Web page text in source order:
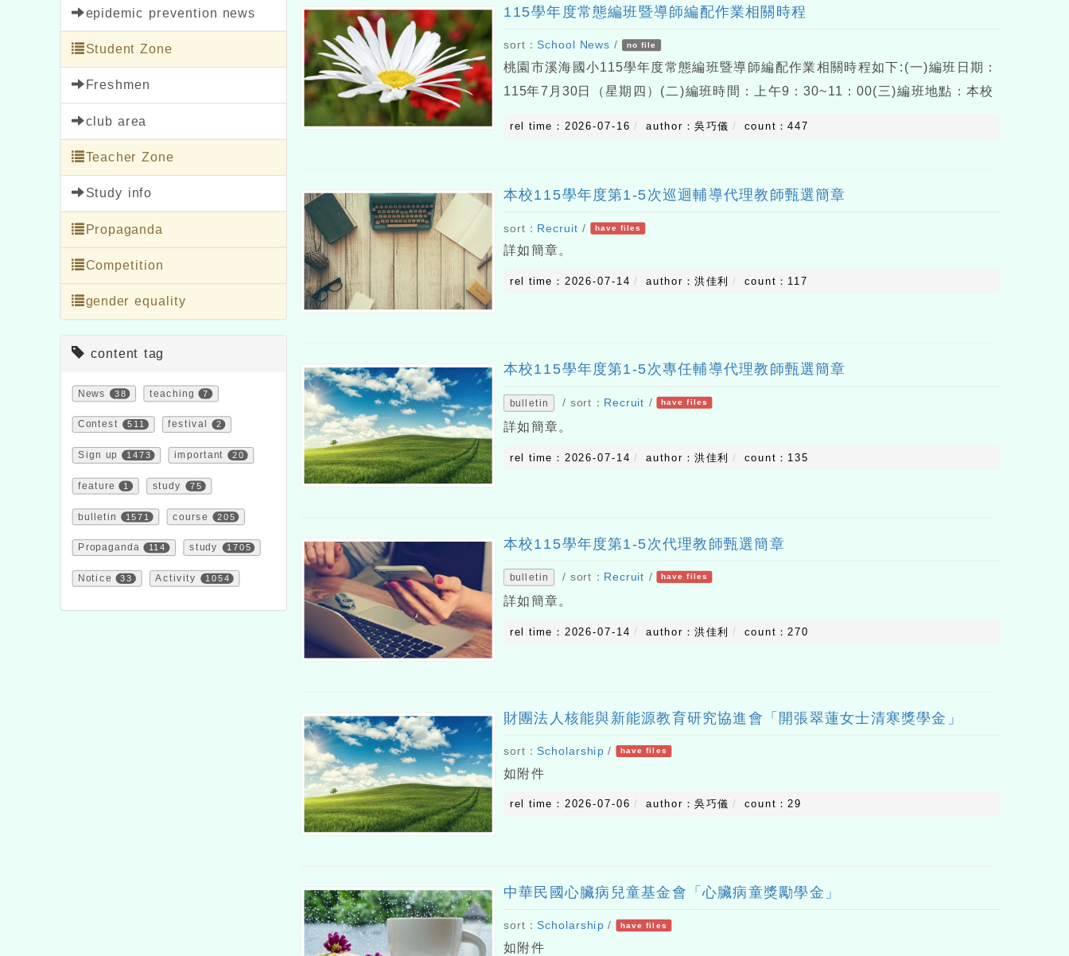
epidemic prevention news
Student Zone
Freshmen
club area
Teacher Zone
Study info
Propaganda
Competition
gender equality
content tag
News 38 teaching 7
Contest 511 festival 2
Sign up 1473 important 20
feature 1 study 75
bulletin 1571 course 205
Propaganda 114 study 1705
Notice 33 Activity 1054
115學年度常態編班暨導師編配作業相關時程
sort： School News / no file
桃園市溪海國小115學年度常態編班暨導師編配作業相關時程如下:(一)編班日期：
115年7月30日（星期四）(二)編班時間：上午9：30~11：00(三)編班地點：本校
rel time：2026-07-16 author：吳巧儀 count：447
本校115學年度第1-5次巡迴輔導代理教師甄選簡章
sort： Recruit / have files
詳如簡章。
rel time：2026-07-14 author：洪佳利 count：117
本校115學年度第1-5次專任輔導代理教師甄選簡章
bulletin / sort： Recruit / have files
詳如簡章。
rel time：2026-07-14 author：洪佳利 count：135
本校115學年度第1-5次代理教師甄選簡章
bulletin / sort： Recruit / have files
詳如簡章。
rel time：2026-07-14 author：洪佳利 count：270
財團法人核能與新能源教育研究協進會「開張翠蓮女士清寒獎學金」
sort： Scholarship / have files
如附件
rel time：2026-07-06 author：吳巧儀 count：29
中華民國心臟病兒童基金會「心臟病童獎勵學金」
sort： Scholarship / have files
如附件